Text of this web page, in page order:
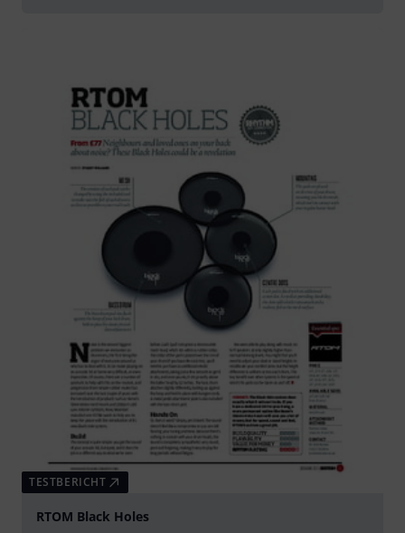
TESTBERICHT
RTOM Black Holes